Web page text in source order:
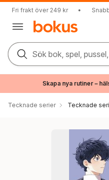
Fri frakt över 249 kr •
Sök bok, spel,
Skapa nya rutiner –
Tecknade serier Tecknade